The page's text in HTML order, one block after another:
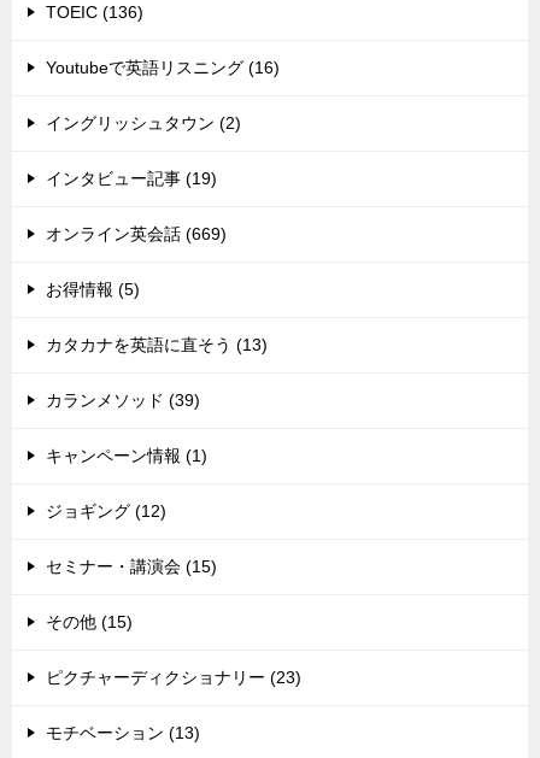
TOEIC (136)
Youtubeで英語リスニング (16)
イングリッシュタウン (2)
インタビュー記事 (19)
オンライン英会話 (669)
お得情報 (5)
カタカナを英語に直そう (13)
カランメソッド (39)
キャンペーン情報 (1)
ジョギング (12)
セミナー・講演会 (15)
その他 (15)
ピクチャーディクショナリー (23)
モチベーション (13)